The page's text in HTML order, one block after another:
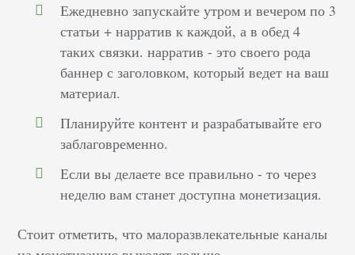
Ежедневно запускайте утром и вечером по 3
статьи + нарратив к каждой, а в обед 4
таких связки. нарратив - это своего рода
баннер с заголовком, который ведет на ваш
материал.
Планируйте контент и разрабатывайте его
заблаговременно.
Если вы делаете все правильно - то через
неделю вам станет доступна монетизация.
Стоит отметить, что малоразвлекательные каналы